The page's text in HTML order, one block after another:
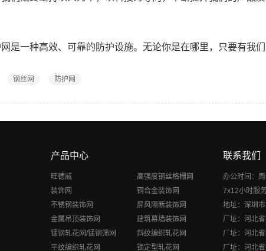
是一种高效、可靠的防护设施。无论你是在哪里，只要有我
钢丝网 防护网
产品中心
旺德威
高强度钢丝格栅网
装饰网
铜合金装饰网
不锈钢装饰网
屏风隔断装饰网
金属吊顶装饰网
建筑幕墙装饰网
锰钢轧花网/锰钢筛网
斜纹编织轧花网
平纹编织轧花网
锁定型轧花网
联系我们
办公时间：
7x12小时服
地址：深圳
厂址：河北
厂址：河北
厂址：河北